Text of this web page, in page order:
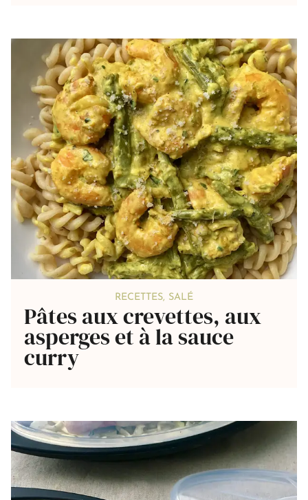
RECETTES, SALÉ
Pâtes aux crevettes, aux
asperges et à la sauce
curry